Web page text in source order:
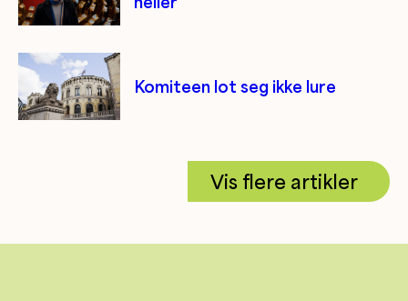
Komiteen lot seg ikke lure
Vis flere artikler